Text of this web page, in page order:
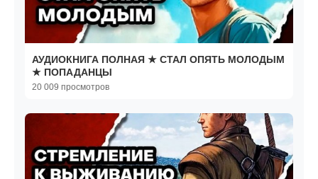
АУДИОКНИГА ПОЛНАЯ ★ СТАЛ ОПЯТЬ МОЛОДЫМ
★ ПОПАДАНЦЫ
20 009 просмотров